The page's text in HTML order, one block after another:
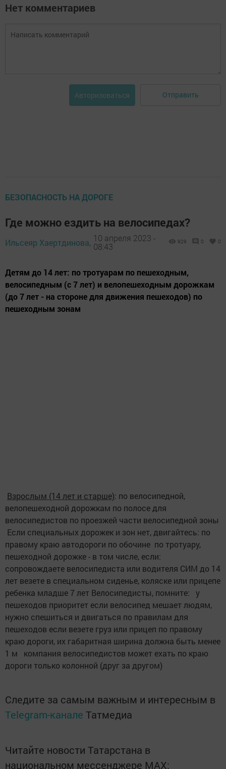
Нет комментариев
Авторизоваться Отправить
БЕЗОПАСНОСТЬ НА ДОРОГЕ
Где можно ездить на велосипедах?
Ильсеяр Хаертдинова, 10 апреля 2023 -
08:43
929 0 0
Детям до 14 лет: по тротуарам по пешеходным,
велосипедным (с 7 лет) и велопешеходным дорожкам
(до 7 лет - на стороне для движения пешеходов) по
пешеходным зонам
Взрослым (14 лет и старше): по велосипедной,
велопешеходной дорожкам по полосе для
велосипедистов по проезжей части велосипедной зоны
Если специальных дорожек и зон нет, двигайтесь: по
правому краю автодороги по обочине по тротуару,
пешеходной дорожке - в том числе, если:
сопровождаете велосипедиста или водителя СИМ до 14
лет везете в специальном сиденье, коляске или прицепе
ребенка младше 7 лет Велосипедисты, помните: у
пешеходов приоритет если велосипед мешает людям,
нужно спешиться и двигаться по правилам для
пешеходов если везете груз или прицеп по правому
краю дороги, их габаритная ширина должна быть менее
1 м компания велосипедистов может ехать по краю
дороги только колонной (друг за другом)
Следите за самым важным и интересным в
Telegram-канале Татмедиа
Читайте новости Татарстана в
национальном мессенджере MАХ: